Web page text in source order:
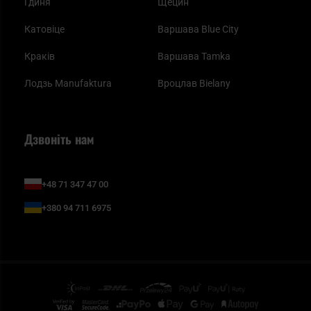
Гдиня
Катовіце
Краків
Лодзь Manufaktura
Щецин
Варшава Blue City
Варшава Tamka
Вроцлав Bielany
Дзвоніть нам
+48 71 347 47 00
+380 94 711 6975